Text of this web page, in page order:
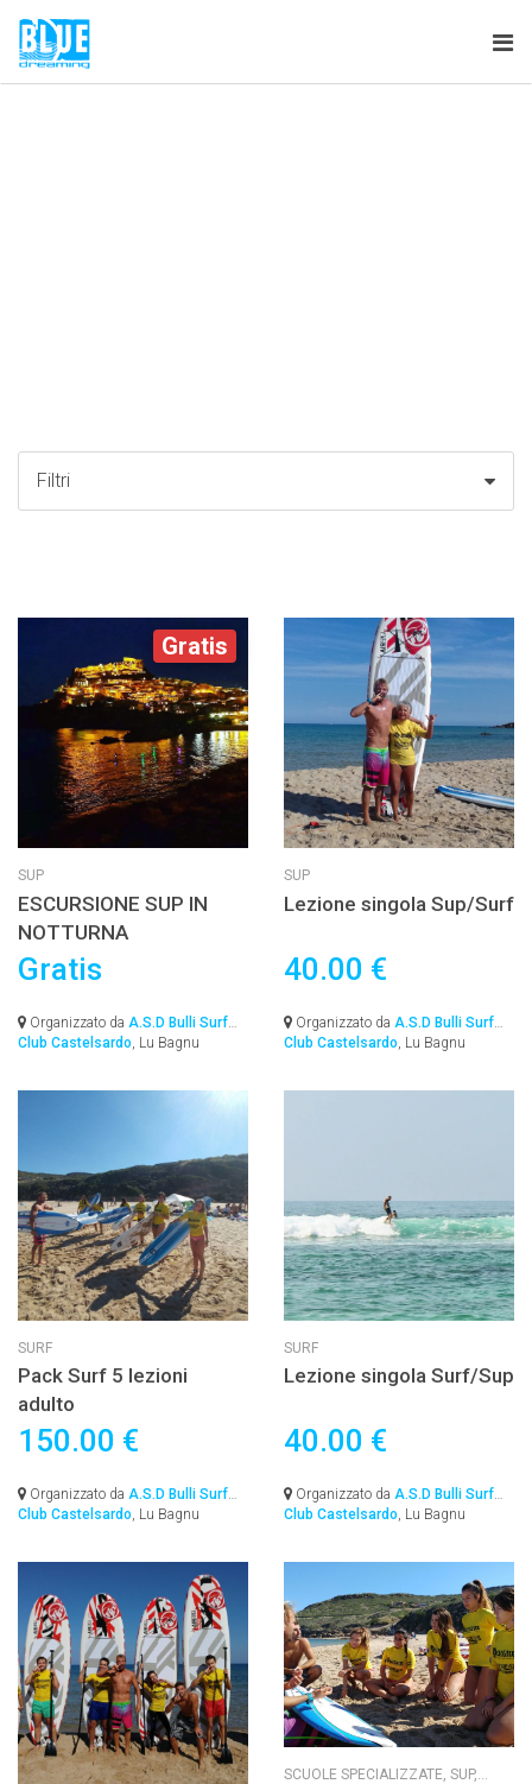
Filtri
Gratis
SUP
ESCURSIONE SUP IN
NOTTURNA
Gratis
Organizzato da A.S.D Bulli Surf
Club Castelsardo , Lu Bagnu
SUP
Lezione singola Sup/Surf
40.00 €
Organizzato da A.S.D Bulli Surf
Club Castelsardo , Lu Bagnu
SURF
Pack Surf 5 lezioni
adulto
150.00 €
Organizzato da A.S.D Bulli Surf
Club Castelsardo, Lu Bagnu
SURF
Lezione singola Surf/Sup
40.00 €
Organizzato da A.S.D Bulli Surf
Club Castelsardo, Lu Bagnu
SCUOLE SPECIALIZZATE, SUP,